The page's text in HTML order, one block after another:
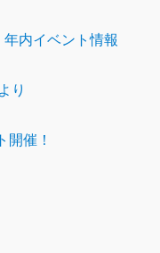
内イベント情報
り
開催！